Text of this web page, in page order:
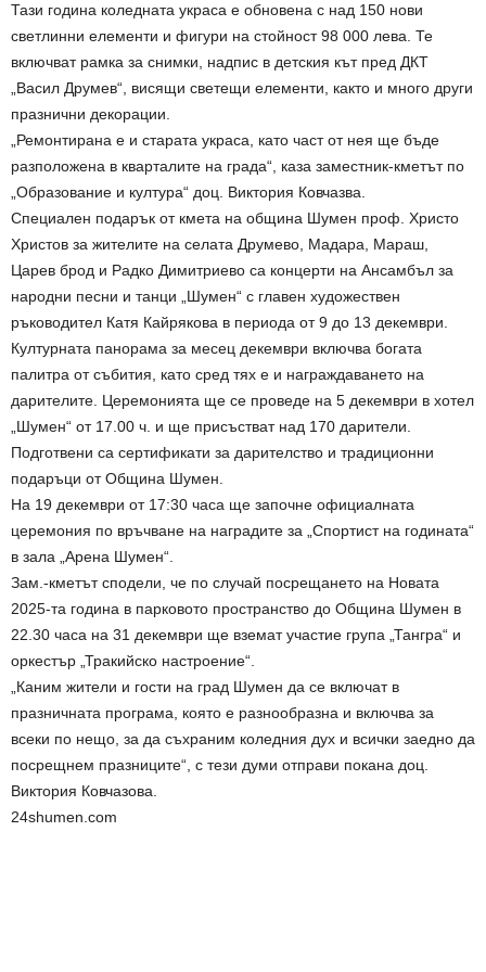
Тази година коледната украса е обновена с над 150 нови
светлинни елементи и фигури на стойност 98 000 лева. Те
включват рамка за снимки, надпис в детския кът пред ДКТ
„Васил Друмев“, висящи светещи елементи, както и много други
празнични декорации.
„Ремонтирана е и старата украса, като част от нея ще бъде
разположена в кварталите на града“, каза заместник-кметът по
„Образование и култура“ доц. Виктория Ковчазва.
Специален подарък от кмета на община Шумен проф. Христо
Христов за жителите на селата Друмево, Мадара, Мараш,
Царев брод и Радко Димитриево са концерти на Ансамбъл за
народни песни и танци „Шумен“ с главен художествен
ръководител Катя Кайрякова в периода от 9 до 13 декември.
Културната панорама за месец декември включва богата
палитра от събития, като сред тях е и награждаването на
дарителите. Церемонията ще се проведе на 5 декември в хотел
„Шумен“ от 17.00 ч. и ще присъстват над 170 дарители.
Подготвени са сертификати за дарителство и традиционни
подаръци от Община Шумен.
На 19 декември от 17:30 часа ще започне официалната
церемония по връчване на наградите за „Спортист на годината“
в зала „Арена Шумен“.
Зам.-кметът сподели, че по случай посрещането на Новата
2025-та година в парковото пространство до Община Шумен в
22.30 часа на 31 декември ще вземат участие група „Тангра“ и
оркестър „Тракийско настроение“.
„Каним жители и гости на град Шумен да се включат в
празничната програма, която е разнообразна и включва за
всеки по нещо, за да съхраним коледния дух и всички заедно да
посрещнем празниците“, с тези думи отправи покана доц.
Виктория Ковчазова.
24shumen.com